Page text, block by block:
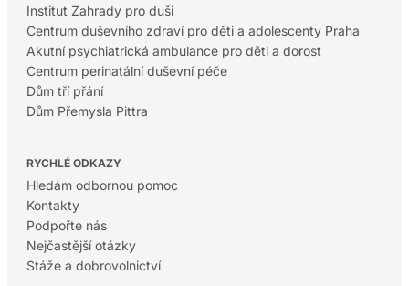
Institut Zahrady pro duši
Centrum duševního zdraví pro děti a adolescenty Praha
Akutní psychiatrická ambulance pro děti a dorost
Centrum perinatální duševní péče
Dům tří přání
Dům Přemysla Pittra
RYCHLÉ ODKAZY
Hledám odbornou pomoc
Kontakty
Podpořte nás
Nejčastější otázky
Stáže a dobrovolnictví